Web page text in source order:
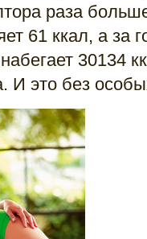
раза
61 ккал, а за
30134
И это без